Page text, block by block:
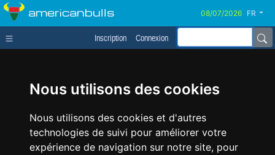
Nous utilisons des cookies
Nous utilisons des cookies et d'autres
technologies de suivi pour améliorer votre
expérience de navigation sur notre site, pour
americanbulls FR
Inscription Connexion